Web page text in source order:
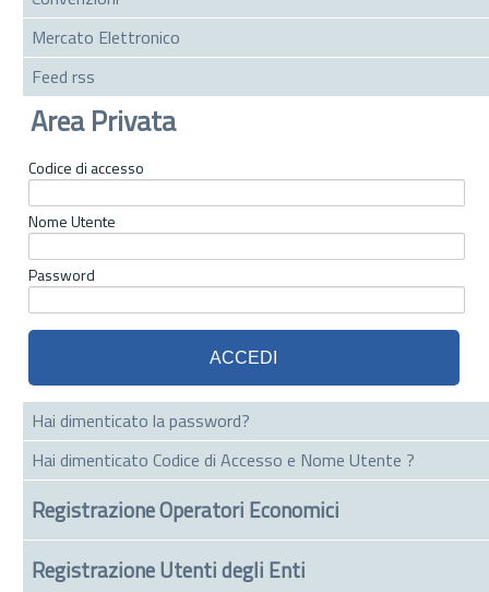
Mercato Elettronico
Feed rss
Area Privata
Codice di accesso
Nome Utente
Password
Hai dimenticato la password?
Hai dimenticato Codice di Accesso e Nome Utente ?
Registrazione Operatori Economici
Registrazione Utenti degli Enti